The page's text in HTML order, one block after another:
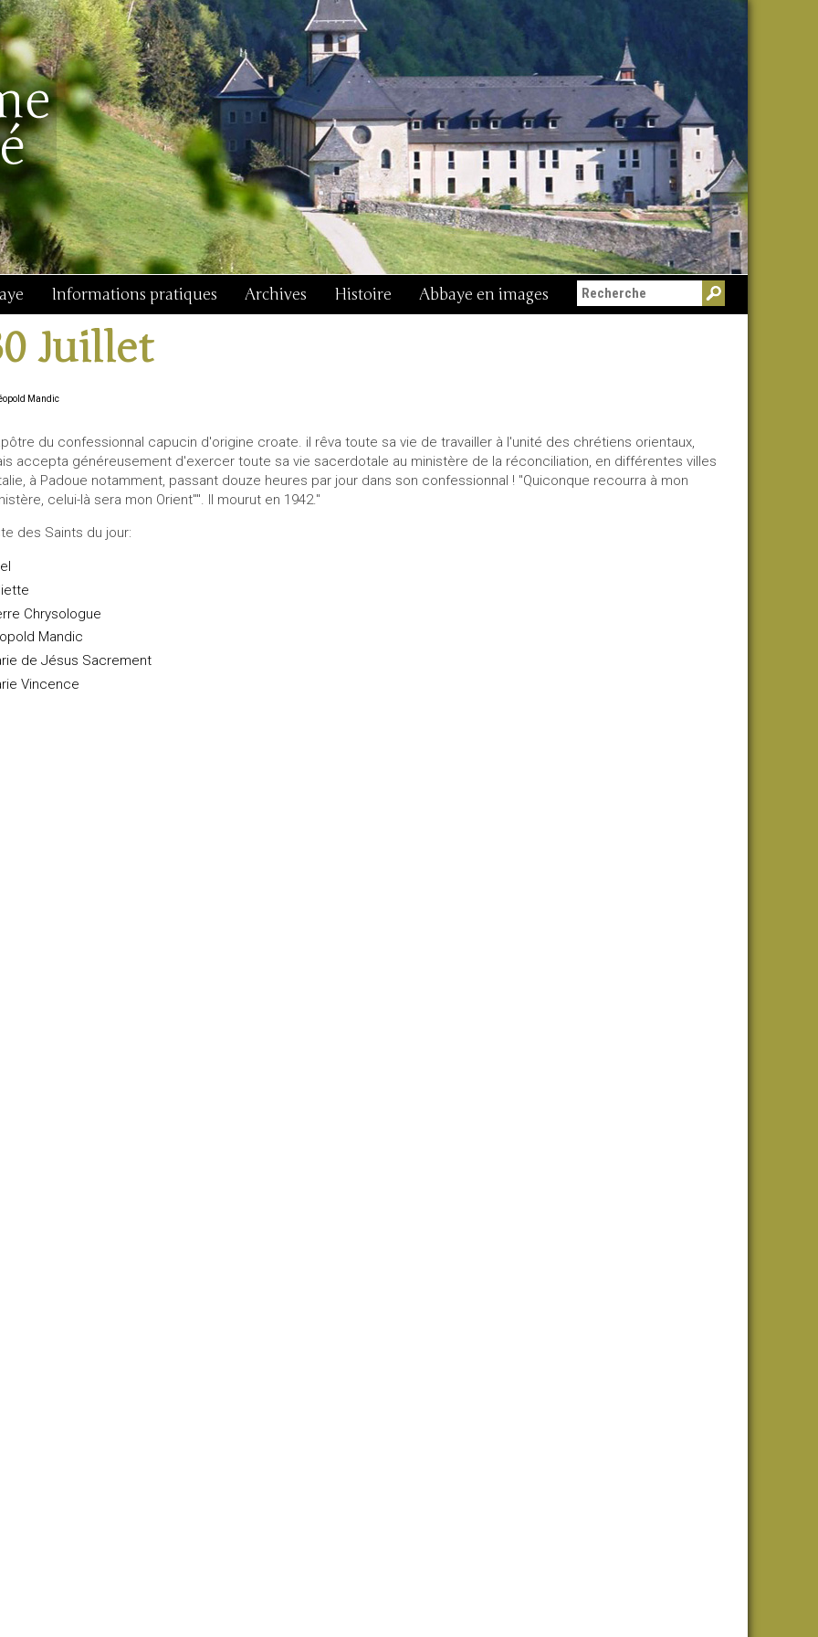
Informations pratiques Archives Histoire Abbaye en images
Juillet
Mandic
du confessionnal capucin d'origine croate. il rêva toute sa vie de travailler à l'unité des chrétiens orientaux,
accepta généreusement d'exercer toute sa vie sacerdotale au ministère de la réconciliation, en différentes villes
à Padoue notamment, passant douze heures par jour dans son confessionnal ! "Quiconque recourra à mon
celui-là sera mon Orient"". Il mourut en 1942."
des Saints du jour:
Chrysologue
Mandic
de Jésus Sacrement
Vincence